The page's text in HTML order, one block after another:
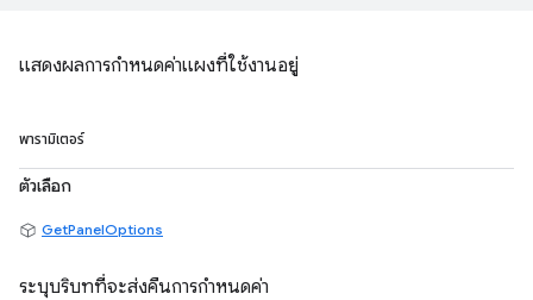
แสดงผลการกำหนดค่าแผงที่ใช้งานอยู่
พารามิเตอร์
ตัวเลือก
GetPanelOptions
ระบุบริบทที่จะส่งคืนการกำหนดค่า